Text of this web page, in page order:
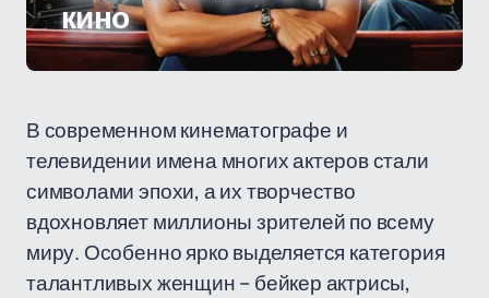
кино
В современном кинематографе и
телевидении имена многих актеров стали
символами эпохи, а их творчество
вдохновляет миллионы зрителей по всему
миру. Особенно ярко выделяется категория
талантливых женщин – бейкер актрисы,